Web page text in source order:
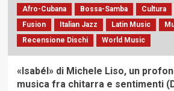
Afro-Cubana Bossa-Samba Cultura
Fusion
Italian Jazz Latin Music
Recensione Dischi
World Music
«Isabél» di Michele Liso, un
musica fra chitarra e sentimenti